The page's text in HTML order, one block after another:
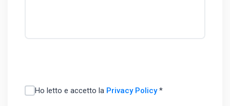
Ho letto e accetto la Privacy Policy*